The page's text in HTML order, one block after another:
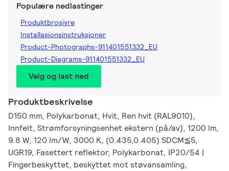
Populære nedlastinger
Produktbrosjyre
Installasjonsinstruksjoner
Product-Photographs-911401551332_EU
Product-Diagrams-911401551332_EU
Velg og last ned
Produktbeskrivelse
D150 mm, Polykarbonat, Hvit, Ren hvit (RAL9010),
Innfelt, Strømforsyningsenhet ekstern (på/av), 1200 lm,
9.8 W, 120 lm/W, 3000 K, (0.435,0.405) SDCM≦5,
UGR19, Fasettert reflektor, Polykarbonat, IP20/54 |
Fingerbeskyttet, beskyttet mot støvansamling,